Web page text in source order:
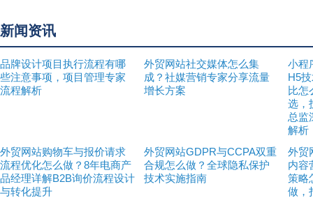
新闻资讯
品牌设计项目执行流程有哪
些注意事项，项目管理专家
流程解析
外贸网站社交媒体怎么集
成？社媒营销专家分享流量
增长方案
小程
H5
比怎
选，
总监
解析
外贸网站购物车与报价请求
流程优化怎么做？8年电商产
品经理详解B2B询价流程设计
与转化提升
外贸网站GDPR与CCPA双重
合规怎么做？全球隐私保护
技术实施指南
外贸
内容
策略
做，